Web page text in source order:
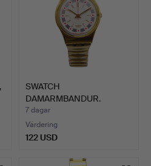
SWATCH
DAMARMBANDUR.
7 dagar
Värdering
122 USD